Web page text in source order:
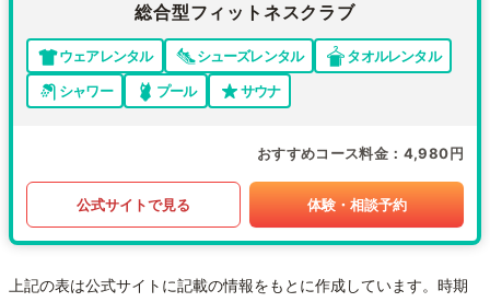
総合型フィットネスクラブ
ウェアレンタル シューズレンタル
タオルレンタル
シャワー
プール サウナ
おすすめコース料金 4,980円
公式サイトで見る 体験・相談予約
上記の表は公式サイトに記載の情報をもとに作成しています。時期